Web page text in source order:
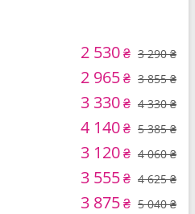
2 530₴ 3 290 ₴
2 965₴ 3 855 ₴
3 330₴ 4 330 ₴
4 140₴ 5 385 ₴
3 120₴ 4 060 ₴
3 555₴ 4 625 ₴
3 875₴ 5 040 ₴